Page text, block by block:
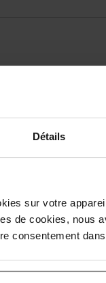
Détails
sur votre
de cookies, nous
consentement
quelque